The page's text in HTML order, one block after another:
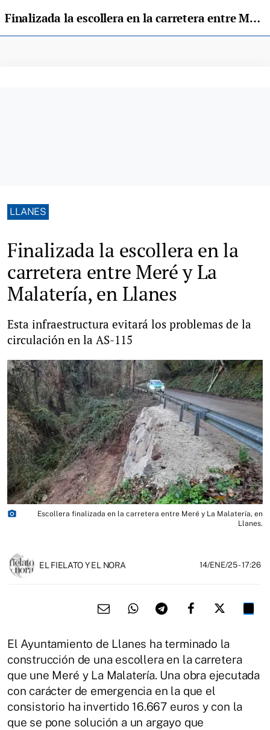
Finalizada la escollera en la carretera entre Meré y La Malatería, en Llanes
LLANES
Finalizada la escollera en la
carretera entre Meré y La
Malatería, en Llanes
Esta infraestructura evitará los problemas de la
circulación en la AS-115
photo_camera
Escollera finalizada en la carretera entre Meré y La Malatería, en
Llanes.
EL FIELATO Y EL NORA 14/ENE/25- 17:26
El Ayuntamiento de Llanes ha terminado la
construcción de una escollera en la carretera
que une Meré y La Malatería. Una obra ejecutada
con carácter de emergencia en la que el
consistorio ha invertido 16.667 euros y con la
que se pone solución a un argayo que